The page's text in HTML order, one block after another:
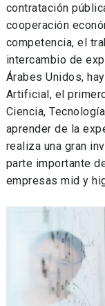
contratación
cooperación
competencia, el
intercambio de
Árabes Unidos,
Artificial, el
Ciencia,
aprender de la
realiza una gran
parte importante
empresas mid y